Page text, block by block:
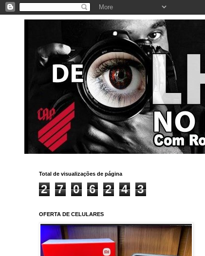
Total de visualizações de página
2 7 0 6 2 4 3
OFERTA DE CELULARES